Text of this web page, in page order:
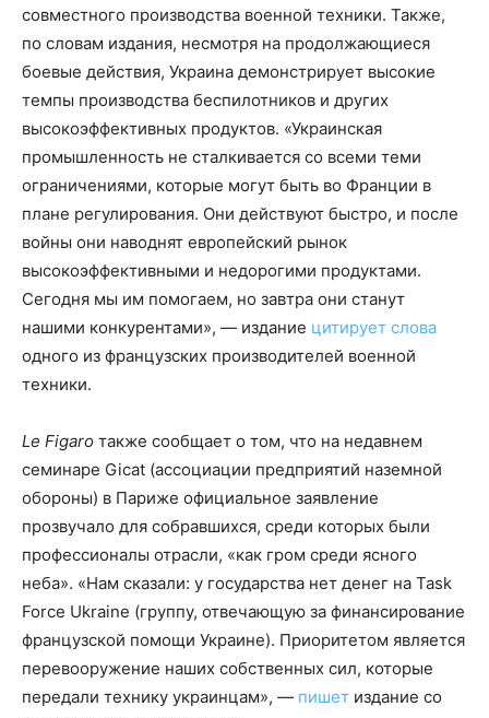
совместного производства военной техники. Также,
по словам издания, несмотря на продолжающиеся
боевые действия, Украина демонстрирует высокие
темпы производства беспилотников и других
высокоэффективных продуктов. «Украинская
промышленность не сталкивается со всеми теми
ограничениями, которые могут быть во Франции в
плане регулирования. Они действуют быстро, и после
войны они наводнят европейский рынок
высокоэффективными и недорогими продуктами.
Сегодня мы им помогаем, но завтра они станут
нашими конкурентами», — издание цитирует слова
одного из французских производителей военной
техники.
Le Figaro также сообщает о том, что на недавнем
семинаре Gicat (ассоциации предприятий наземной
обороны) в Париже официальное заявление
прозвучало для собравшихся, среди которых были
профессионалы отрасли, «как гром среди ясного
неба». «Нам сказали: у государства нет денег на Task
Force Ukraine (группу, отвечающую за финансирование
французской помощи Украине). Приоритетом является
перевооружение наших собственных сил, которые
передали технику украинцам», — пишет издание со